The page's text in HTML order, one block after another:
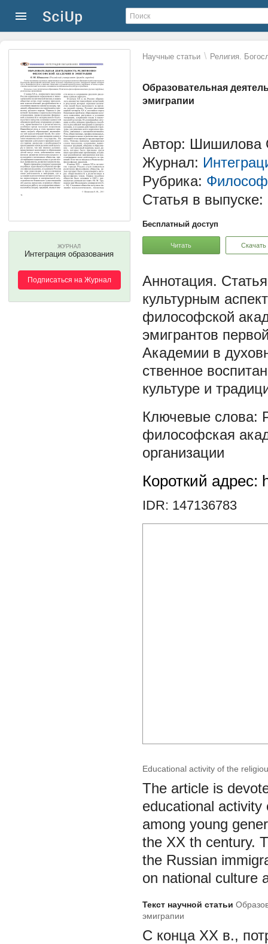
Научные статьи \ Религия.
Образовательная
эмиграпии
ЖУРНАЛ
Интеграция образования
Подписаться на Журнал
Автор: Шишилова
Журнал:
Рубрика:
Статья в выпуске:
Бесплатный доступ
Читать Скачать
культурным
философской
эмигрантов
Академии в
ственное
культуре и
философская
организации
Короткий адрес:
IDR: 147136783
Educational activity of the
The article is
educational
among young
the XX th century.
the Russian
on national culture
Текст научной статьи
эмиграпии
С конца XX в.,